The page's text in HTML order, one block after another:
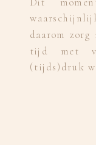
daarom
tijd met
(tijds)druk